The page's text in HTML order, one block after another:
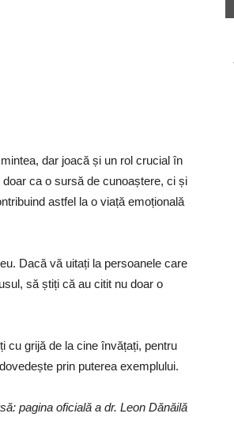
dar joacă și un rol crucial în
ca o sursă de cunoaștere, ci și
astfel la o viață emoțională
Dacă vă uitați la persoanele care
să știți că au citit nu doar o
cu grijă de la cine învățați, pentru
prin puterea exemplului.
pagina oficială a dr. Leon Dănăilă